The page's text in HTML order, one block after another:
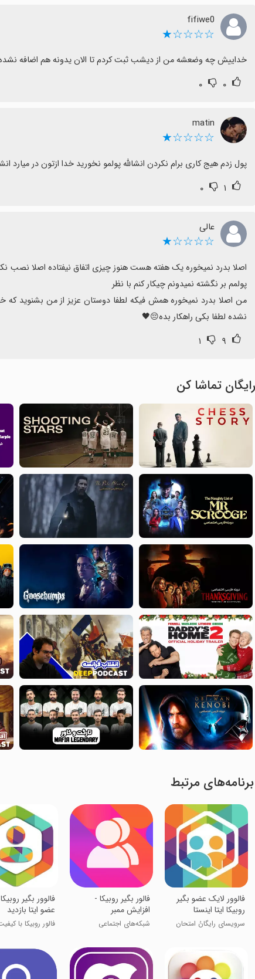
fifiwe0
☆☆☆☆★
خداییش چه وضعشه من از دیشب ثبت کردم تا الان یدونه هم اضافه نشده
۰ ۰
matin
☆☆☆☆★
پول زدم هیج‌ کاری برام نکردن انشالله پولمو نخورید خدا ازتون در میارد انشالله
۱ ۰
عالی
☆☆☆☆★
نشده لطفا بکی راهکار بده😔🖤
۹ ۱
رایگان تماشا کن
برنامه‌های مرتبط
‏‏‏فالوور لایک عضو بگیر
روبیکا ایتا اینستا
سرویسای رایگانُ امتحان
فالور بگیر روبیکا -
افزایش ممبر
شبکه‌های اجتماعی
فالوور بگیر
عضو ایتا بازدید
فالور روبیکا با